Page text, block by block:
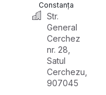
Constanța
Str.
General
Cerchez
nr. 28,
Satul
Cerchezu,
907045